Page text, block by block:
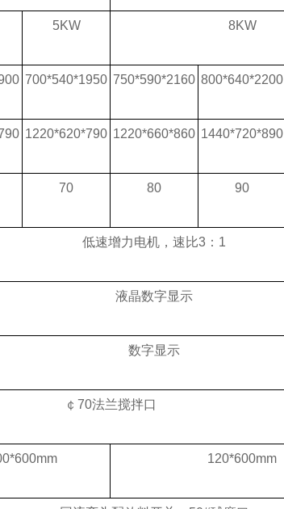
5KW 8KW
700*540*1950 750*590*2160 800*640*2200
1220*620*790 1220*660*860 1440*720*890
70 80 90
低速增力电机，速比3 ： 1
液晶数字显示
数字显示
￠ 70法兰搅拌口
120*600mm